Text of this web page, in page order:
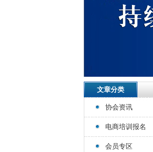
文章分类
协会资讯
电商培训报名
会员专区